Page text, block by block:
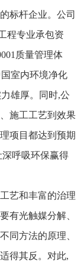
标杆企业。公司
程专业承包资
质量管理体
室内环境净化
雄厚。同时,公
施工工艺到效果
项目都达到预期
呼吸环保赢得
艺和丰富的治理
有光触媒分解、
同方法的原理、
得其反。对此,